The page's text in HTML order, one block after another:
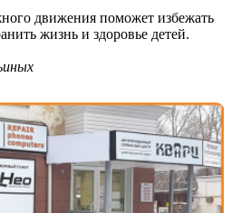
движения поможет избежать
жизнь и здоровье детей.